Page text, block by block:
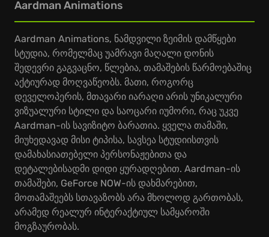
Aardman Animations
Aardman Animations, ნამდვილი ზეიმის დამწყები
სტუდია, რომელმაც უამრავი მაღალი დონის
შედევრი გაგვაცნო, წლებია, თამაშების წარმოებაშიც
აქტიურად მოღვაწეობს. მათი, როგორც
დეველოპერის, მთავარი იარაღი არის უნიკალური
ვიზუალური სტილი და საოცარი იუმორი, რაც უკვე
Aardman-ის სავიზიტო ბარათია. ყველა თამაში,
მიუხედავად მისი ტიპისა, სავსეა სტუდიისთვის
დამახასიათებელი პერსონაჟებითა და
დეტალებისადმი დიდი ყურადღებით. Aardman-ის
თამაშები, GeForce NOW-ის დახმარებით,
მოთამაშეებს სთავაზობს არა მხოლოდ გართობას,
არამედ რეალურ ინტერაქტიულ სამყაროში
მოგზაურობას.